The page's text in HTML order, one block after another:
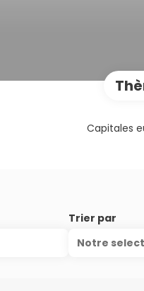
Capitales
Trier par
Notre